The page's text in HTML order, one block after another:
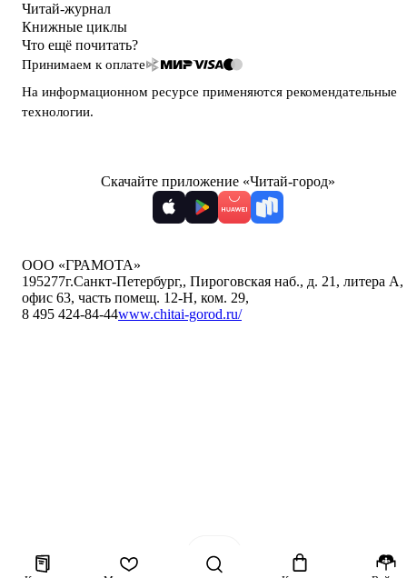
Читай-журнал
Книжные циклы
Что ещё почитать?
Принимаем к оплате
На информационном ресурсе применяются рекомендательные
технологии.
Скачайте приложение «Читай-город»
ООО «ГРАМОТА»
195277г.Санкт-Петербург,, Пироговская наб., д. 21, литера А,
офис 63, часть помещ. 12-Н, ком. 29,
8 495 424-84-44www.chitai-gorod.ru/